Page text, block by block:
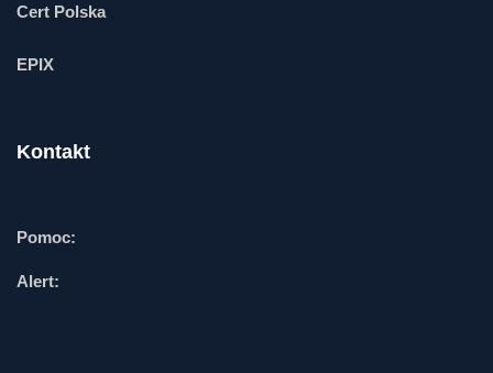
Cert Polska
EPIX
Kontakt
Pomoc:
Alert: